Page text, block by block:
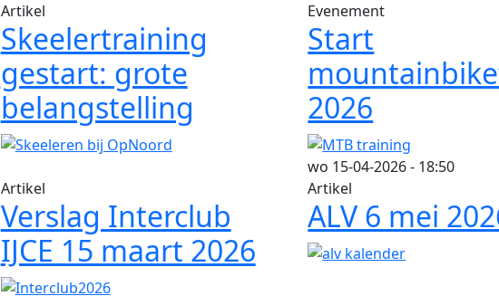
Artikel
Skeelertraining
gestart: grote
belangstelling
Evenement
Start
2026
wo 15-04-2026 - 18:50
Artikel
Verslag Interclub
IJCE 15 maart 2026
Artikel
ALV 6 mei